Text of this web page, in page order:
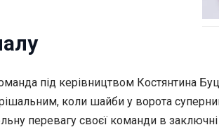
під керівництвом Костянтина
коли шайби у ворота
перевагу своєї команди в заключні